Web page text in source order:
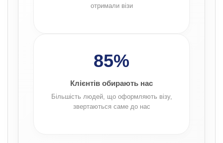
отримали візи
85%
Клієнтів обирають нас
Більшість людей, що оформляють візу,
звертаються саме до нас